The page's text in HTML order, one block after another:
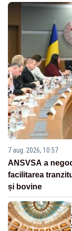
7 aug. 2026, 10:57
ANSVSA a
facilitarea
și bovine